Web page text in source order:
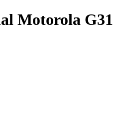
Motorola G31